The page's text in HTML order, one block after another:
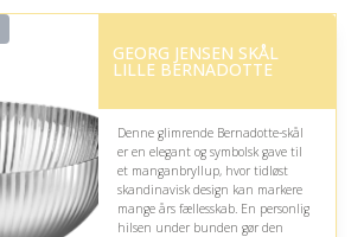
GEORG JENSEN SKÅL
LILLE BERNADOTTE
Denne glimrende Bernadotte-skål
er en elegant og symbolsk gave til
et manganbryllup, hvor tidløst
skandinavisk design kan markere
mange års fællesskab. En personlig
hilsen under bunden gør den